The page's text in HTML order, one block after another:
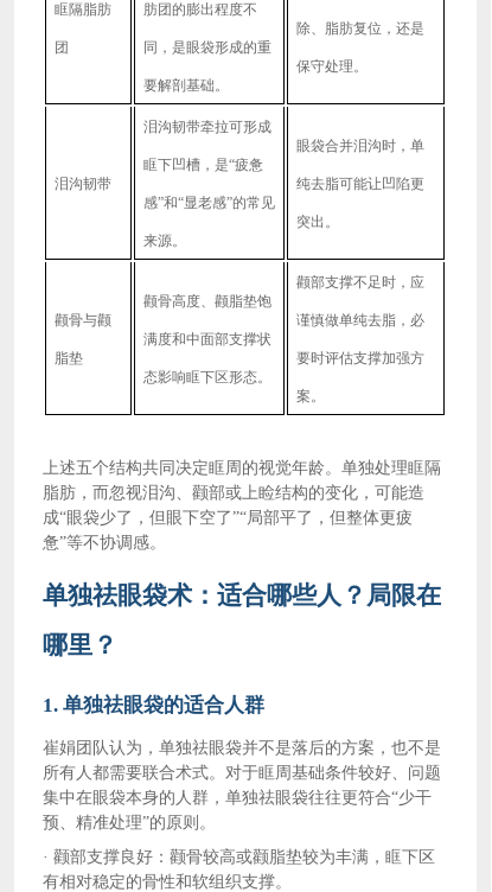
眶隔脂肪
团
肪团的膨出程度不
同，是眼袋形成的重
要解剖基础。
除、脂肪复位，还是
保守处理。
泪沟韧带
泪沟韧带牵拉可形成
眶下凹槽，是“疲惫
感”和“显老感”的常见
来源。
眼袋合并泪沟时，单
纯去脂可能让凹陷更
突出。
颧骨与颧
脂垫
颧骨高度、颧脂垫饱
满度和中面部支撑状
态影响眶下区形态。
颧部支撑不足时，应
谨慎做单纯去脂，必
要时评估支撑加强方
案。
上述五个结构共同决定眶周的视觉年龄。单独处理眶隔
脂肪，而忽视泪沟、颧部或上睑结构的变化，可能造
成“眼袋少了，但眼下空了”“局部平了，但整体更疲
惫”等不协调感。
单独祛眼袋术：适合哪些人？局限在
哪里？
1. 单独祛眼袋的适合人群
崔娟团队认为，单独祛眼袋并不是落后的方案，也不是
所有人都需要联合术式。对于眶周基础条件较好、问题
集中在眼袋本身的人群，单独祛眼袋往往更符合“少干
预、精准处理”的原则。
·颧部支撑良好：颧骨较高或颧脂垫较为丰满，眶下区
有相对稳定的骨性和软组织支撑。